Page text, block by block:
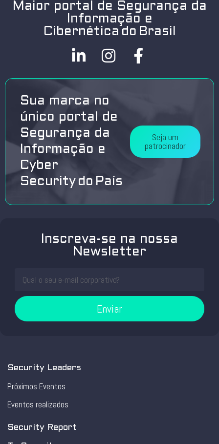
Maior portal de Segurança da
Informação e
Cibernética do Brasil
Sua marca no
único portal de
Segurança da
Informação e
Cyber
Security do País
Seja um
patrocinador
Inscreva-se na nossa
Newsletter
Enviar
Security Leaders
Próximos Eventos
Eventos realizados
Security Report